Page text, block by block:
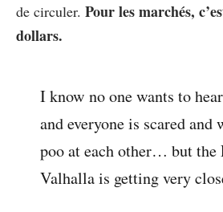
de circuler. Pour les marchés,
dollars.
I know no one wants to
and everyone is scared and
poo at each other… but the
Valhalla is getting very